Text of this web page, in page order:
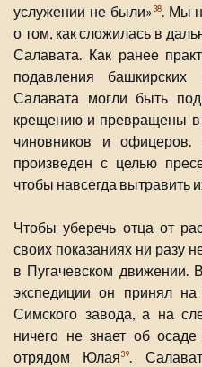
услужении не были»38. Мы
о том, как сложилась в
Салавата. Как ранее
подавления
Салавата могли быть
крещению и превращены
чиновников и
произведен с целью
чтобы навсегда вытравить
Чтобы уберечь отца от
своих показаниях ни разу
в Пугачевском движении.
экспедиции он принял
Симского завода, а на
ничего не знает об осаде
отрядом Юлая39.